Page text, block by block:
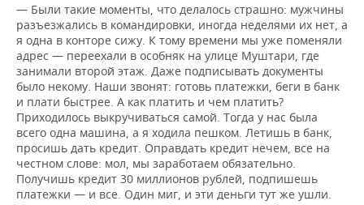
— Были такие моменты, что делалось страшно: мужчины
разъезжались в командировки, иногда неделями их нет, а
я одна в конторе сижу. К тому времени мы уже поменяли
адрес — переехали в особняк на улице Муштари, где
занимали второй этаж. Даже подписывать документы
было некому. Наши звонят: готовь платежки, беги в банк
и плати быстрее. А как платить и чем платить?
Приходилось выкручиваться самой. Тогда у нас была
всего одна машина, а я ходила пешком. Летишь в банк,
просишь дать кредит. Оправдать кредит нечем, все на
честном слове: мол, мы заработаем обязательно.
Получишь кредит 30 миллионов рублей, подпишешь
платежки — и все. Один миг, и эти деньги тут же ушли.